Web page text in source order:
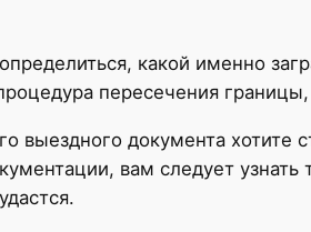
какой именно
пересечения
выездного документа хотите
вам следует узнать